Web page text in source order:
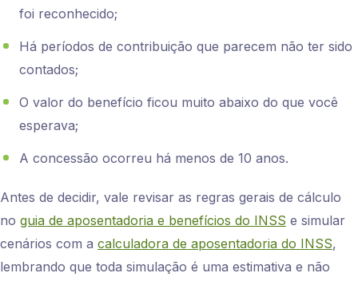
foi reconhecido;
Há períodos de contribuição que parecem não ter sido
contados;
O valor do benefício ficou muito abaixo do que você
esperava;
A concessão ocorreu há menos de 10 anos.
Antes de decidir, vale revisar as regras gerais de cálculo
no guia de aposentadoria e benefícios do INSS e simular
cenários com a calculadora de aposentadoria do INSS,
lembrando que toda simulação é uma estimativa e não